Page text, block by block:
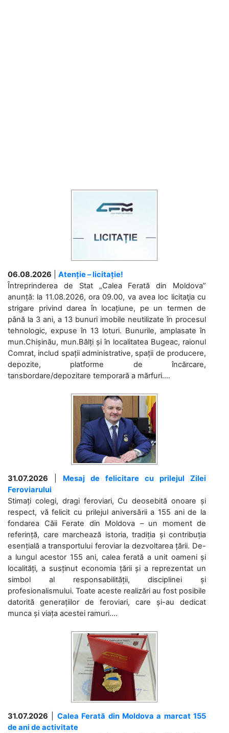
06.08.2026
Atenție – licitație!
Întreprinderea de Stat „Calea Ferată din Moldova”
anunță: la 11.08.2026, ora 09.00, va avea loc licitaţia cu
strigare privind darea în locațiune, pe un termen de
până la 3 ani, a 13 bunuri imobile neutilizate în procesul
tehnologic, expuse în 13 loturi. Bunurile, amplasate în
mun.Chișinău, mun.Bălți și în localitatea Bugeac, raionul
Comrat, includ spații administrative, spații de producere,
depozite, platforme de încărcare,
tansbordare/depozitare temporară a mărfuri....
31.07.2026
Mesaj de felicitare cu prilejul Zilei
Feroviarului
Stimați colegi, dragi feroviari, Cu deosebită onoare și
respect, vă felicit cu prilejul aniversării a 155 ani de la
fondarea Căii Ferate din Moldova – un moment de
referință, care marchează istoria, tradiția și contribuția
esențială a transportului feroviar la dezvoltarea țării. De-
a lungul acestor 155 ani, calea ferată a unit oameni și
localități, a susținut economia țării și a reprezentat un
simbol al responsabilității, disciplinei și
profesionalismului. Toate aceste realizări au fost posibile
datorită generațiilor de feroviari, care și-au dedicat
munca și viața acestei ramuri....
31.07.2026
Calea Ferată din Moldova a marcat 155
de ani de activitate